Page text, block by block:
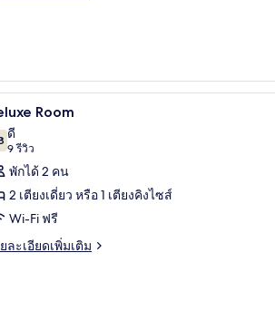
, พื้นที่ทำงานแบบใช้แล็ปท็อป
ถ่าย
หมด
1 ห้องนอน, ตู้นิรภัย
5 Room
จาก 10
ดี
9 รีวิว
(9
รีวิว)
พักได้ 2 คน
2 เตียงเดี่ยว หรือ 1 เตียงคิงไซส์
Wi-Fi ฟรี
ละเอียดเพิ่มเติม